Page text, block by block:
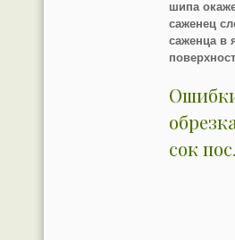
шипа
саженец
саженца в
сок